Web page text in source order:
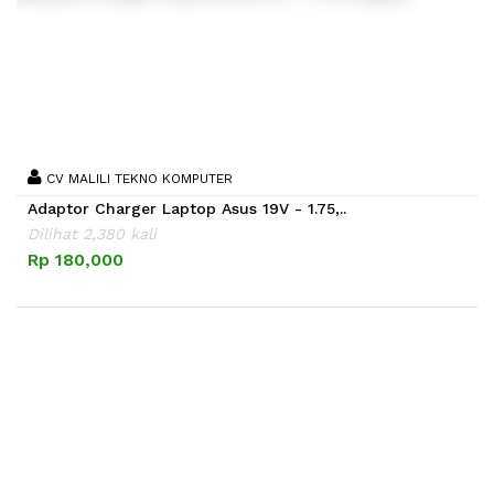
CV MALILI TEKNO KOMPUTER
Adaptor Charger Laptop Asus 19V - 1.75,..
Dilihat 2,380 kali
Rp 180,000